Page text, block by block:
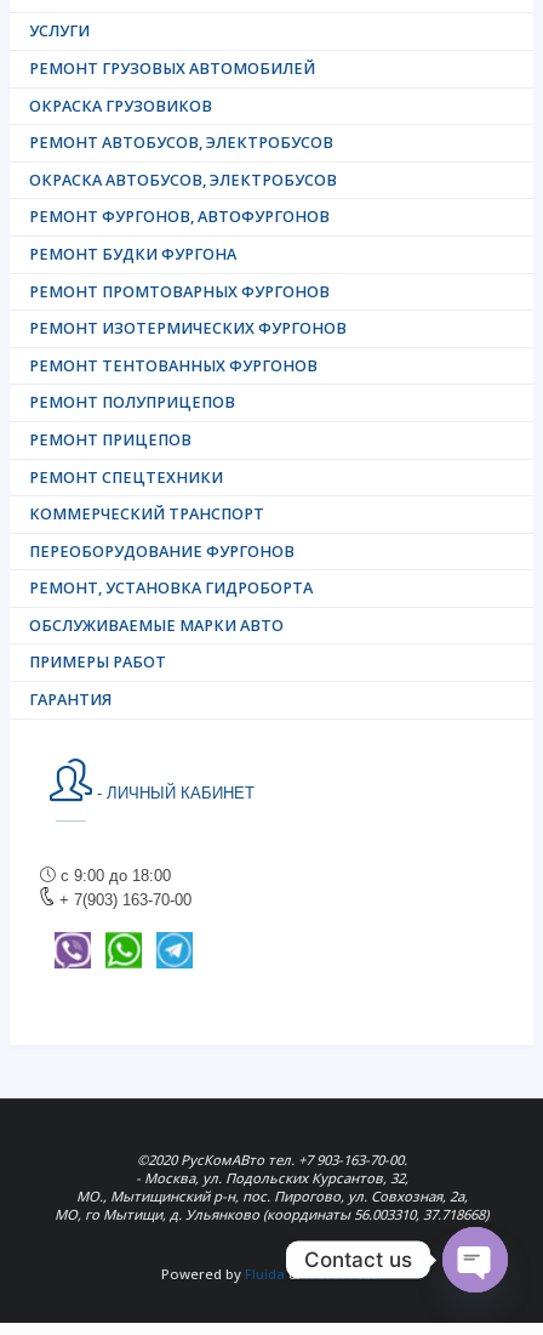
УСЛУГИ
РЕМОНТ ГРУЗОВЫХ АВТОМОБИЛЕЙ
ОКРАСКА ГРУЗОВИКОВ
РЕМОНТ АВТОБУСОВ, ЭЛЕКТРОБУСОВ
ОКРАСКА АВТОБУСОВ, ЭЛЕКТРОБУСОВ
РЕМОНТ ФУРГОНОВ, АВТОФУРГОНОВ
РЕМОНТ БУДКИ ФУРГОНА
РЕМОНТ ПРОМТОВАРНЫХ ФУРГОНОВ
РЕМОНТ ИЗОТЕРМИЧЕСКИХ ФУРГОНОВ
РЕМОНТ ТЕНТОВАННЫХ ФУРГОНОВ
РЕМОНТ ПОЛУПРИЦЕПОВ
РЕМОНТ ПРИЦЕПОВ
РЕМОНТ СПЕЦТЕХНИКИ
КОММЕРЧЕСКИЙ ТРАНСПОРТ
ПЕРЕОБОРУДОВАНИЕ ФУРГОНОВ
РЕМОНТ, УСТАНОВКА ГИДРОБОРТА
ОБСЛУЖИВАЕМЫЕ МАРКИ АВТО
ПРИМЕРЫ РАБОТ
ГАРАНТИЯ
- ЛИЧНЫЙ КАБИНЕТ
с 9:00 до 18:00
+ 7(903) 163-70-00
©2020 РусКомАВто тел. +7 903-163-70-00.
- Москва, ул. Подольских Курсантов, 32,
МО., Мытищинский р-н, пос. Пирогово, ул. Совхозная, 2а,
МО, го Мытищи, д. Ульянково (координаты 56.003310, 37.718668)
Powered by Fluida&WordPress.
Contact us